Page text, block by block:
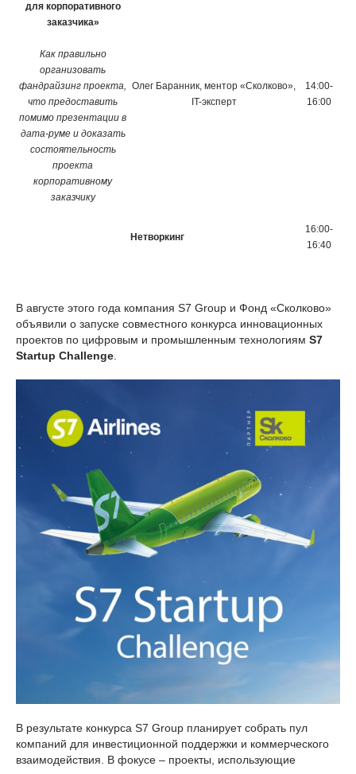
для корпоративного
заказчика»
Как правильно
организовать
фандрайзинг проекта,
что предоставить
помимо презентации в
дата-руме и доказать
состоятельность
проекта
корпоративному
заказчику
Олег Баранник, ментор «Сколково»,
IT-эксперт
14:00-
16:00
Нетворкинг
16:00-
16:40
В августе этого года компания S7 Group и Фонд «Сколково»
объявили о запуске совместного конкурса инновационных
проектов по цифровым и промышленным технологиям S7
Startup Challenge
В результате конкурса S7 Group планирует собрать пул
компаний для инвестиционной поддержки и коммерческого
взаимодействия. В фокусе – проекты, использующие